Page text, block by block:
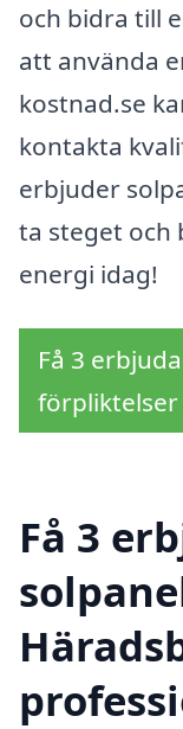
och bidra till
att använda
kostnad.se
kontakta
erbjuder
ta steget och
energi idag!
Få 3
förpliktelser
Få 3